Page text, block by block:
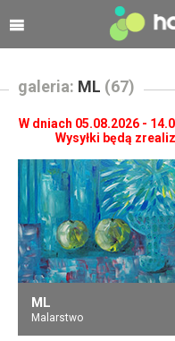
galeria: ML (67)
W dniach 05.08.2026 -
Wysyłki będą
ML
Malarstwo